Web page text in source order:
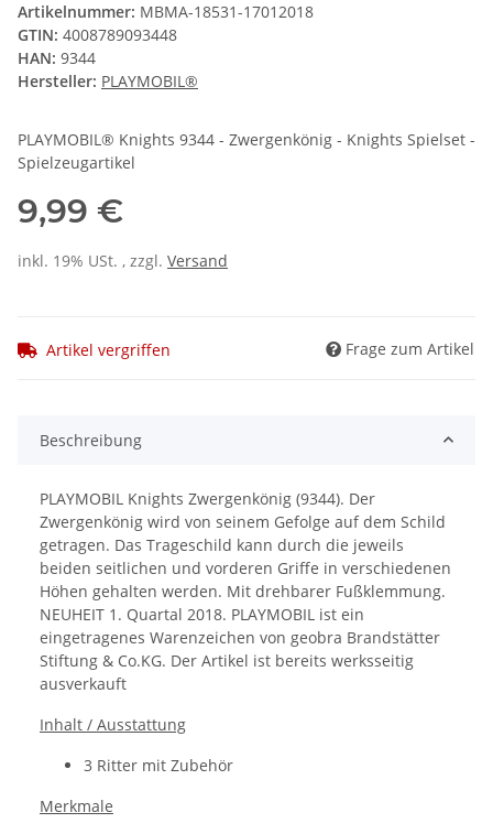
Artikelnummer: MBMA-18531-17012018
GTIN: 4008789093448
HAN: 9344
Hersteller: PLAYMOBIL®
PLAYMOBIL® Knights 9344 - Zwergenkönig - Knights Spielset -
Spielzeugartikel
9,99 €
inkl. 19% USt. , zzgl. Versand
Artikel vergriffen Frage zum Artikel
Beschreibung
PLAYMOBIL Knights Zwergenkönig (9344). Der
Zwergenkönig wird von seinem Gefolge auf dem Schild
getragen. Das Trageschild kann durch die jeweils
beiden seitlichen und vorderen Griffe in verschiedenen
Höhen gehalten werden. Mit drehbarer Fußklemmung.
NEUHEIT 1. Quartal 2018. PLAYMOBIL ist ein
eingetragenes Warenzeichen von geobra Brandstätter
Stiftung & Co.KG. Der Artikel ist bereits werksseitig
ausverkauft
Inhalt / Ausstattung
3 Ritter mit Zubehör
Merkmale